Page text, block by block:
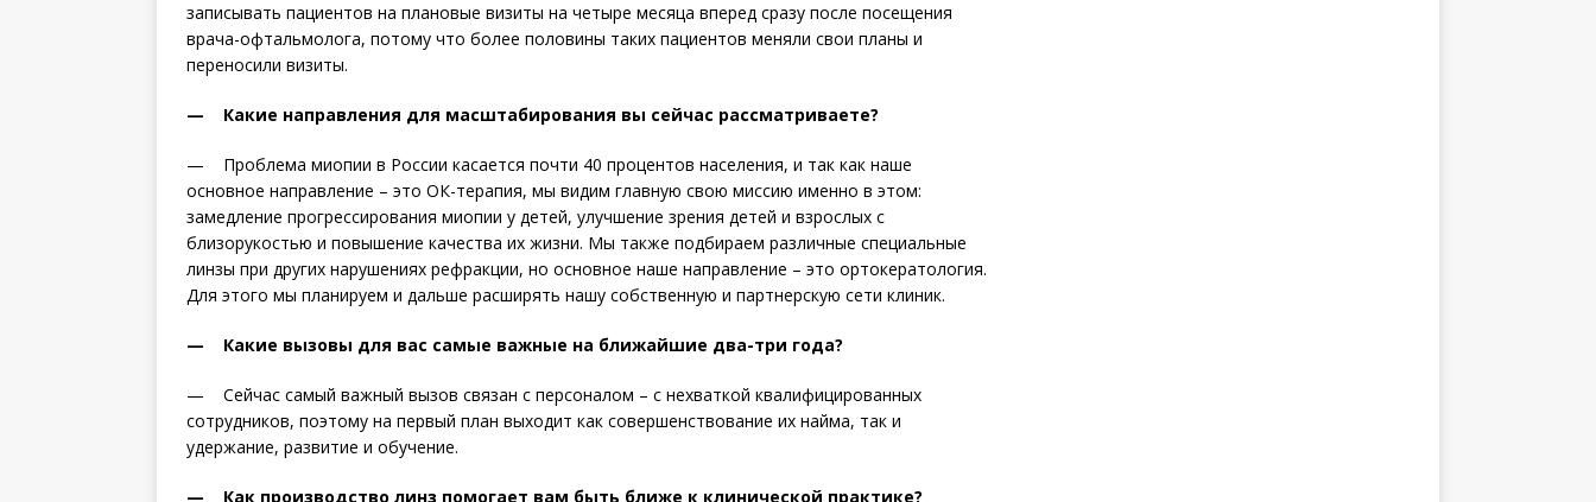
записывать пациентов на плановые визиты на четыре месяца вперед сразу после посещения
врача-офтальмолога, потому что более половины таких пациентов меняли свои планы и
переносили визиты.
— Какие направления для масштабирования вы сейчас рассматриваете?
— Проблема миопии в России касается почти 40 процентов населения, и так как наше
основное направление – это ОК-терапия, мы видим главную свою миссию именно в этом:
замедление прогрессирования миопии у детей, улучшение зрения детей и взрослых с
близорукостью и повышение качества их жизни. Мы также подбираем различные специальные
линзы при других нарушениях ре­фракции, но основное наше направление – это ортокератология.
Для этого мы планируем и дальше расширять нашу собственную и партнерскую сети клиник.
— Какие вызовы для вас самые важные на ближайшие два-три года?
— Сейчас самый важный вызов связан с персоналом – с нехваткой квалифицированных
сотрудников, поэтому на первый план выходит как совершенствование их найма, так и
удержание, развитие и обучение.
— Как производство линз помогает вам быть ближе к клинической практике?